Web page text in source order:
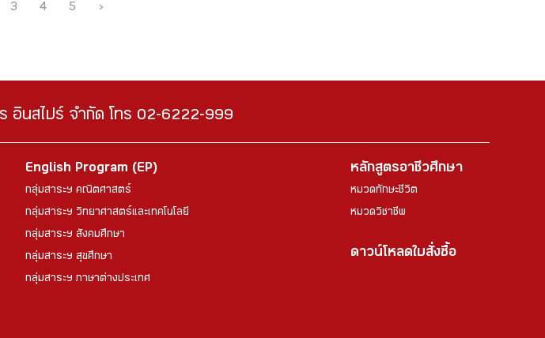
3 4 5 ›
อินสไปร์ จำกัด โทร 02-6222-999
English Program (EP)
กลุ่มสาระฯ คณิตศาสตร์
กลุ่มสาระฯ วิทยาศาสตร์และเทคโนโลยี
กลุ่มสาระฯ สังคมศึกษา
กลุ่มสาระฯ สุขศึกษา
กลุ่มสาระฯ ภาษาต่างประเทศ
หลักสูตรอาชีวศึกษา
หมวดทักษะชีวิต
หมวดวิชาชีพ
ดาวน์โหลดใบสั่งซื้อ